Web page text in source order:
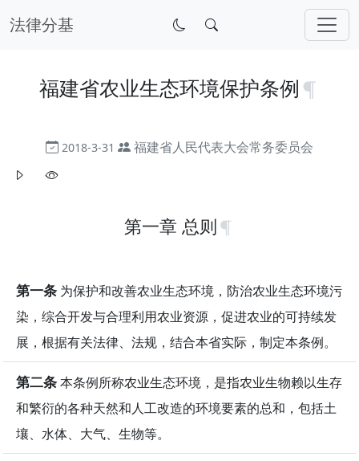
法律分基
福建省农业生态环境保护条例
2018-3-31 福建省人民代表大会常务委员会
第一章 总则
第一条 为保护和改善农业生态环境，防治农业生态环境污
染，综合开发与合理利用农业资源，促进农业的可持续发
展，根据有关法律、法规，结合本省实际，制定本条例。
第二条本条例所称农业生态环境，是指农业生物赖以生存
和繁衍的各种天然和人工改造的环境要素的总和，包括土
壤、水体、大气、生物等。